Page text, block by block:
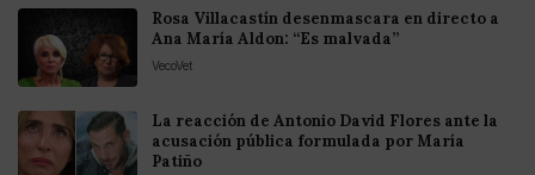
Rosa Villacastín desenmascara en directo a
Ana María Aldon: “Es malvada”
VecoVet
La reacción de Antonio David Flores ante la
acusación pública formulada por María
Patiño